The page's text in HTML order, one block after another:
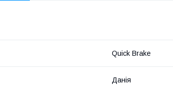
Quick Brake
Данія